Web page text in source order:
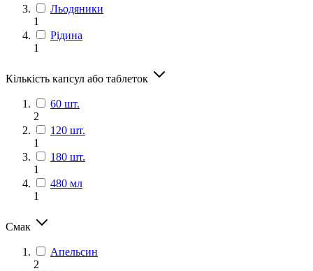
Льодяники
1
Рідина
1
Кількість капсул або таблеток
60 шт.
2
120 шт.
1
180 шт.
1
480 мл
1
Смак
Апельсин
2